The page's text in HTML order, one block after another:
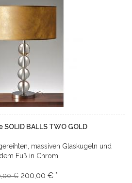
BALLS TWO GOLD
massiven Glaskugeln und
Fuß in Chrom
€ 200,00 € *